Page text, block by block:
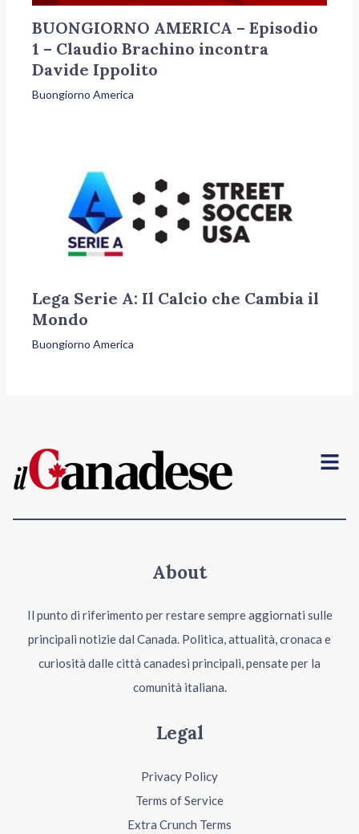
BUONGIORNO AMERICA – Episodio
1 – Claudio Brachino incontra
Davide Ippolito
Buongiorno America
Lega Serie A: Il Calcio che Cambia il
Mondo
Buongiorno America
Menu
About
Il punto di riferimento per restare sempre aggiornati sulle
principali notizie dal Canada. Politica, attualità, cronaca e
curiosità dalle città canadesi principali, pensate per la
comunità italiana.
Legal
Privacy Policy
Terms of Service
Extra Crunch Terms